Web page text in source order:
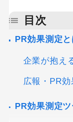
目次
PR効果測定と
企業が抱え
広報・PR
PR効果測定